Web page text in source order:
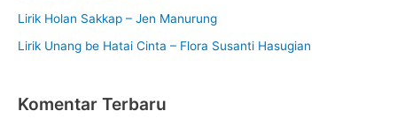
Lirik Holan Sakkap – Jen Manurung
Lirik Unang be Hatai Cinta – Flora Susanti Hasugian
Komentar Terbaru